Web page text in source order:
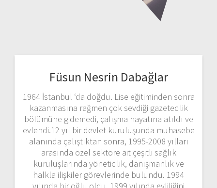
Füsun Nesrin Dabağlar
1964 İstanbul ‘da doğdu. Lise eğitiminden sonra
kazanmasına rağmen çok sevdiği gazetecilik
bölümüne gidemedi, çalışma hayatına atıldı ve
evlendi.12 yıl bir devlet kuruluşunda muhasebe
alanında çalıştıktan sonra, 1995-2008 yılları
arasında özel sektöre ait çeşitli sağlık
kuruluşlarında yöneticilik, danışmanlık ve
halkla ilişkiler görevlerinde bulundu. 1994